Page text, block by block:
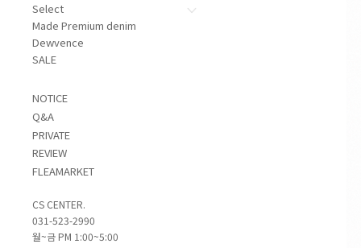
Select
Made Premium denim
Dewvence
SALE
NOTICE
Q&A
PRIVATE
REVIEW
FLEAMARKET
CS CENTER.
031-523-2990
월~금 PM 1:00~5:00